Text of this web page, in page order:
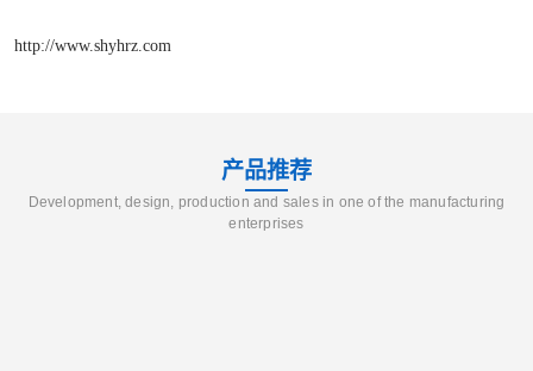
http://www.shyhrz.com
产品推荐
Development, design, production and sales in one of the manufacturing
enterprises